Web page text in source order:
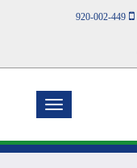
920-002-449
Toggle